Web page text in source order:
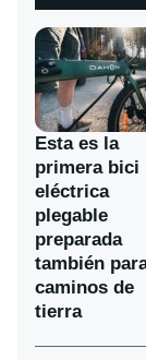
Esta es la
primera bici
eléctrica
plegable
preparada
también
caminos de
tierra